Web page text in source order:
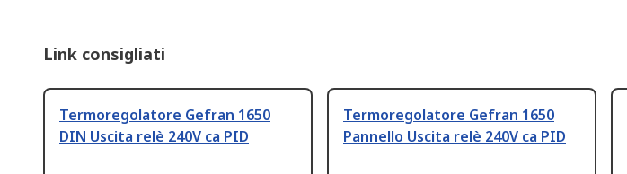
Link consigliati
Termoregolatore Gefran 1650
DIN Uscita relè 240V ca PID
Termoregolatore Gefran 1650
Pannello Uscita relè 240V ca PID